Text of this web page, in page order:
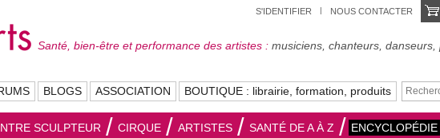
S'IDENTIFIER NOUS CONTACTER
Santé, bien-être et performance des artistes : musiciens, chanteurs, danseurs,
BLOGS ASSOCIATION BOUTIQUE : librairie, formation, produits
SCULPTEUR CIRQUE ARTISTES SANTÉ DE A À Z ENCYCLOPÉDIE